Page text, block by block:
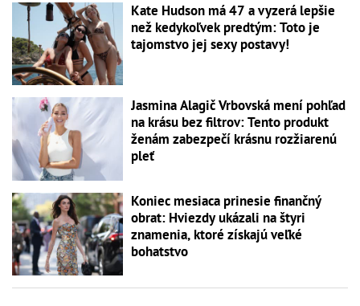
Kate Hudson má 47 a vyzerá lepšie
než kedykoľvek predtým: Toto je
tajomstvo jej sexy postavy!
Jasmina Alagič Vrbovská mení pohľad
na krásu bez filtrov: Tento produkt
ženám zabezpečí krásnu rozžiarenú
pleť
Koniec mesiaca prinesie finančný
obrat: Hviezdy ukázali na štyri
znamenia, ktoré získajú veľké
bohatstvo